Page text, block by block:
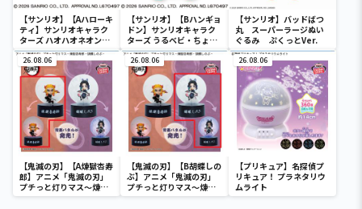
【サンリオ】【Aハローキ
ティ】サンリオキャラク
ターズ ハオハオネオンタ
ウンドールBIGタイプ1
【サンリオ】【Bハンギョ
ドン】サンリオキャラク
ターズ うるベビ・ちょい
デカドール
【サンリオ】バッドばつ
丸 スーパーラージぬい
ぐるみ ぷくっとVer.
26.08.06
【鬼滅の刃】【A煉獄杏寿
郎】アニメ「鬼滅の刃」
プチっと灯りマス～煉獄
杏寿郎・胡蝶しのぶ～
26.08.06
【鬼滅の刃】【B胡蝶しの
ぶ】アニメ「鬼滅の刃」
プチっと灯りマス～煉獄
杏寿郎・胡蝶しのぶ～
26.08.06
【プリキュア】名探偵プ
リキュア！ プラネタリウ
ムライト